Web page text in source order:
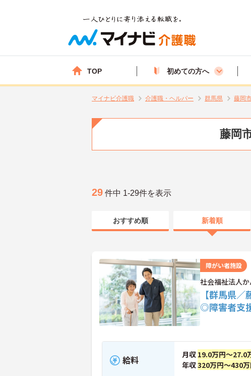
TOP 初めての方へ
マイナビ介護職 介護職・ヘルパー 群馬県 藤岡
藤岡
29 件中 1-29件を表示
おすすめ順 新着順
障がい者施設
社会福祉法人
【群馬県
◎障害者支
給料 月収 19.0万円～27.0
年収320万円～430